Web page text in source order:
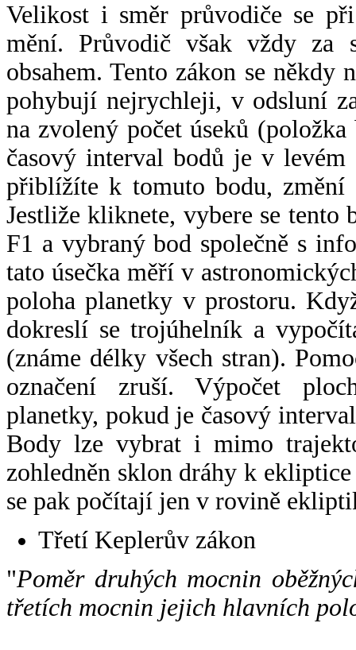
Velikost i směr průvodiče se
mění. Průvodič však vždy za
obsahem. Tento zákon se někdy
pohybují nejrychleji, v odsluní
na zvolený počet úseků
časový interval bodů je v
přiblížíte k tomuto bodu,
Jestliže kliknete, vybere se tento
F1 a vybraný bod společně s
tato úsečka měří v
poloha planetky v prostoru.
dokreslí se trojúhelník a
(známe délky všech stran).
označení zruší. Výpočet
planetky, pokud je časový
Body lze vybrat i mimo
zohledněn sklon dráhy k
se pak počítají jen v rovině
Třetí Keplerův zákon
"Poměr druhých mocnin
třetích mocnin jejich hlavních